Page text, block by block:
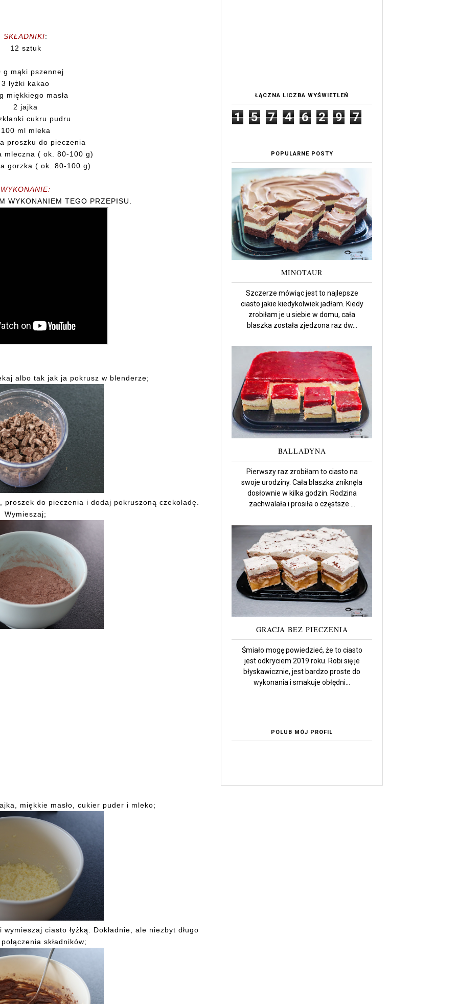
SKŁADNIKI:
12 sztuk
g mąki pszennej
3 łyżki kakao
miękkiego masła
2 jajka
cukru pudru
100 ml mleka
proszku do pieczenia
mleczna ( ok. 80-100 g)
gorzka ( ok. 80-100 g)
WYKONANIE:
WYKONANIEM TEGO PRZEPISU.
albo tak jak ja pokrusz w blenderze;
do pieczenia i dodaj pokruszoną czekoladę.
Wymieszaj;
miękkie masło, cukier puder i mleko;
ciasto łyżką. Dokładnie, ale niezbyt długo
składników;
ŁĄCZNA LICZBA WYŚWIETLEŃ
1 5 7 4 6 2 9 7
POPULARNE POSTY
MINOTAUR
Szczerze mówiąc jest to najlepsze
ciasto jakie kiedykolwiek jadłam. Kiedy
zrobiłam je u siebie w domu, cała
blaszka została zjedzona raz dw...
BALLADYNA
Pierwszy raz zrobiłam to ciasto na
swoje urodziny. Cała blaszka zniknęła
dosłownie w kilka godzin. Rodzina
zachwalała i prosiła o częstsze ...
GRACJA BEZ PIECZENIA
Śmiało mogę powiedzieć, że to ciasto
jest odkryciem 2019 roku. Robi się je
błyskawicznie, jest bardzo proste do
wykonania i smakuje obłędni...
POLUB MÓJ PROFIL